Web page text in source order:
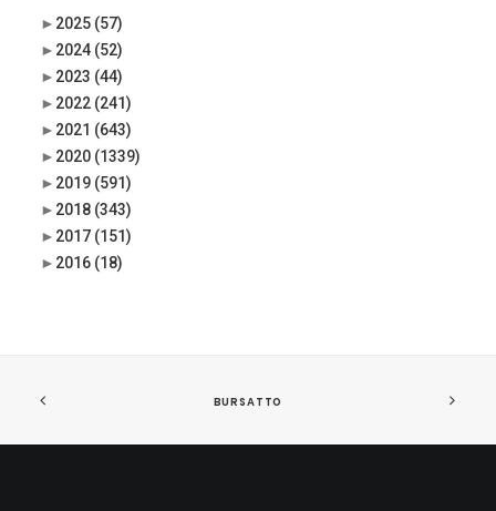
► 2025 (57)
► 2024 (52)
► 2023 (44)
► 2022 (241)
► 2021 (643)
► 2020 (1339)
► 2019 (591)
► 2018 (343)
► 2017 (151)
► 2016 (18)
BURSATTO